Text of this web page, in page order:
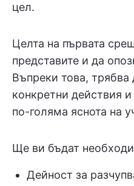
цел.
Целта на първата
представите и да
Въпреки това, трябва
конкретни действия
по-голяма яснота на
Ще ви бъдат
Дейност за